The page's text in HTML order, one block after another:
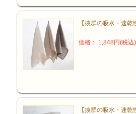
〇キッチン、洗面、トイレの手拭きタ
【抜群の吸水・速
価格： 1,848円(税込)
【抜群の吸水・速